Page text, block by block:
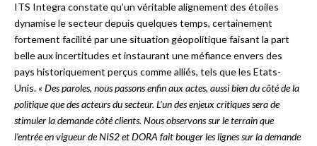
ITS Integra constate qu’un véritable alignement des étoiles
dynamise le secteur depuis quelques temps, certainement
fortement facilité par une situation géopolitique faisant la part
belle aux incertitudes et instaurant une méfiance envers des
pays historiquement perçus comme alliés, tels que les Etats-
Unis. « Des paroles, nous passons enfin aux actes, aussi bien du côté de la
politique que des acteurs du secteur. L’un des enjeux critiques sera de
stimuler la demande côté clients. Nous observons sur le terrain que
l’entrée en vigueur de NIS2 et DORA fait bouger les lignes sur la demande